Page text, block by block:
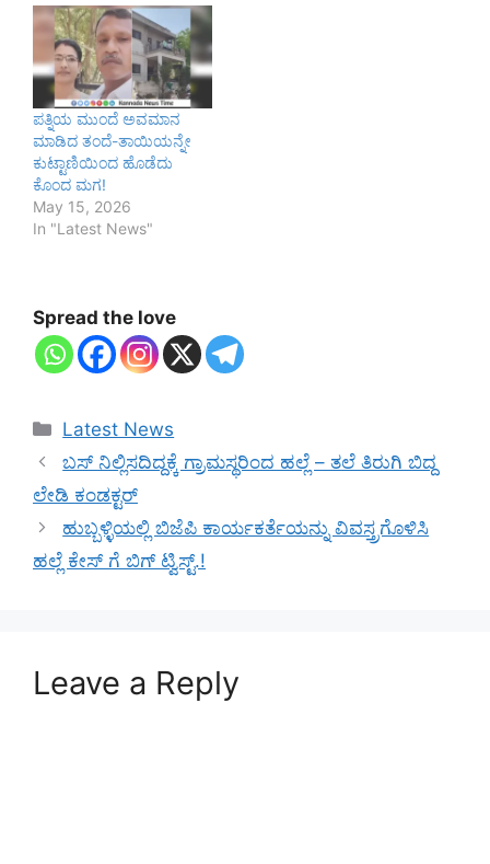
ಪತ್ನಿಯ ಮುಂದೆ ಅವಮಾನ
ಮಾಡಿದ ತಂದೆ-ತಾಯಿಯನ್ನೇ
ಕುಟ್ಟಾಣಿಯಿಂದ ಹೊಡೆದು
ಕೊಂದ ಮಗ!
May 15, 2026
In "Latest News"
Spread the love
Categories
Latest News
ಬಸ್ ನಿಲ್ಲಿಸದಿದ್ದಕ್ಕೆ ಗ್ರಾಮಸ್ಥರಿಂದ ಹಲ್ಲೆ – ತಲೆ ತಿರುಗಿ ಬಿದ್ದ
ಲೇಡಿ ಕಂಡಕ್ಟರ್
ಹುಬ್ಬಳ್ಳಿಯಲ್ಲಿ ಬಿಜೆಪಿ ಕಾರ್ಯಕರ್ತೆಯನ್ನು ವಿವಸ್ತ್ರಗೊಳಿಸಿ
ಹಲ್ಲೆ ಕೇಸ್ ಗೆ ಬಿಗ್ ಟ್ವಿಸ್ಟ್.!
Leave a Reply